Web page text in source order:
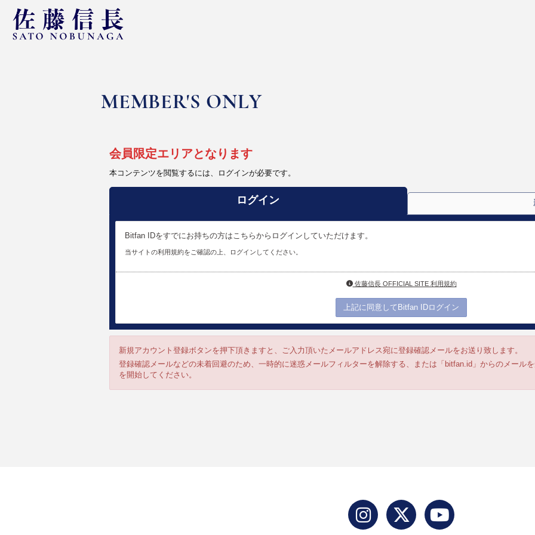
MEMBER'S ONLY
会員限定エリアとなります
本コンテンツを閲覧するには、ログインが必要です。
ログイン
Bitfan IDをすでにお持ちの方はこちらからログインしていただけます。
当サイトの利用規約をご確認の上、ログインしてください。
佐藤信長 OFFICIAL SITE 利用規約
上記に同意してBitfan IDログイン
新規アカウント登録ボタンを押下頂きますと、ご入力頂いたメールアドレス宛に登録確認メールをお送り致します。
登録確認メールなどの未着回避のため、一時的に迷惑メールフィルターを解除する、または「bitfan.id」からのメール
を開始してください。